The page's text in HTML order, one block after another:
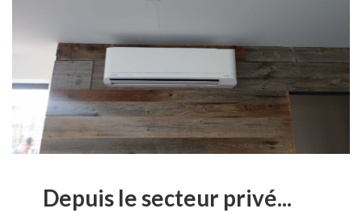
Depuis le secteur privé...